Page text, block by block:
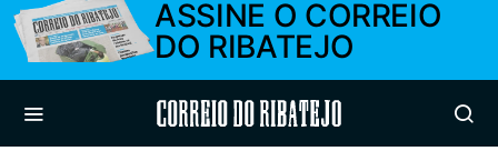
ASSINE O CORREIO
DO RIBATEJO
Correio do Ribatejo